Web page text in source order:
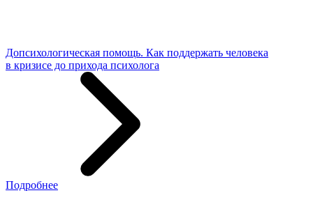
Допсихологическая помощь. Как поддержать человека
в кризисе до прихода психолога
Подробнее